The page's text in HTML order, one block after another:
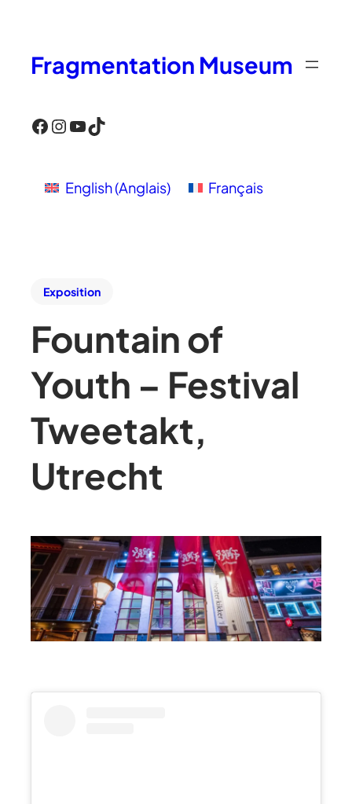
Fragmentation Museum
Facebook InstagramYouTube TikTok
English(Anglais) Français
Exposition
Fountain of
Youth – Festival
Tweetakt,
Utrecht